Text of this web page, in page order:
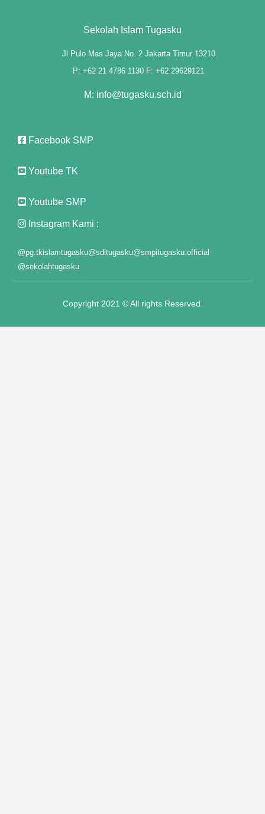
Sekolah Islam Tugasku
Jl Pulo Mas Jaya No. 2 Jakarta Timur 13210
P: +62 21 4786 1130 F: +62 29629121
M: info@tugasku.sch.id
Facebook SMP
Youtube TK
Youtube SMP
Instagram Kami :
@pg.tkislamtugasku@sditugasku@smpitugasku.official
@sekolahtugasku
Copyright 2021 © All rights Reserved.